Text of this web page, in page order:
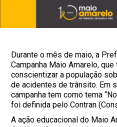
Durante o mês de maio, a
Campanha Maio Amarelo,
conscientizar a população
de acidentes de trânsito. Em
campanha tem como tema
foi definida pelo Contran
A ação educacional do Maio